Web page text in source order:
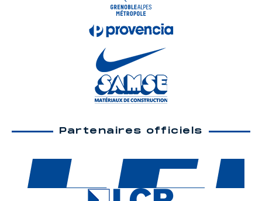
Partenaires officiels